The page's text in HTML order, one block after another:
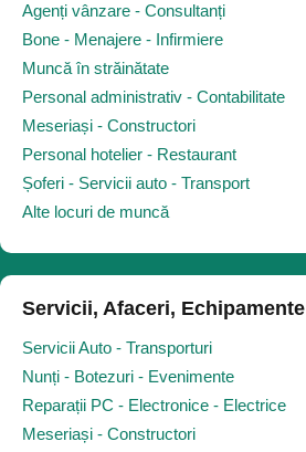
Agenți vânzare - Consultanți
Bone - Menajere - Infirmiere
Muncă în străinătate
Personal administrativ - Contabilitate
Meseriași - Constructori
Personal hotelier - Restaurant
Șoferi - Servicii auto - Transport
Alte locuri de muncă
Servicii, Afaceri, Echipamente
Servicii Auto - Transporturi
Nunți - Botezuri - Evenimente
Reparații PC - Electronice - Electrice
Meseriași - Constructori